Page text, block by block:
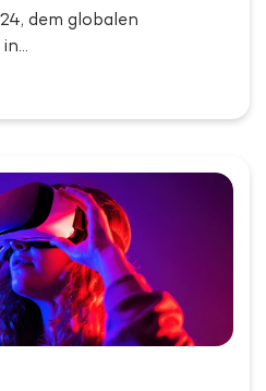
dem globalen